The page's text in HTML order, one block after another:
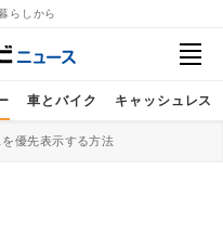
らしから
車とバイク キャッシュレス
優先表示する方法